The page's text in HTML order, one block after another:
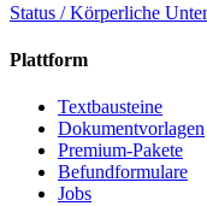
Status / Körperliche
Plattform
Textbausteine
Dokumentvorlagen
Premium-Pakete
Befundformulare
Jobs